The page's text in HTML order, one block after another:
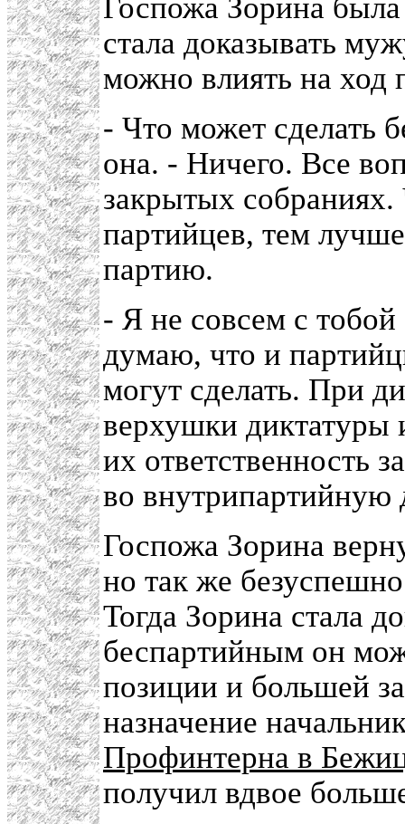
Госпожа Зорина
стала доказывать
можно влиять на ход
- Что может сделать
она. - Ничего. Все
закрытых
партийцев, тем
партию.
- Я не совсем с
думаю, что и
могут сделать. При
верхушки диктатуры
их ответственность
во внутрипартийную
Госпожа Зорина
но так же
Тогда Зорина стала
беспартийным он
позиции и большей
назначение
Профинтерна в
получил вдвое